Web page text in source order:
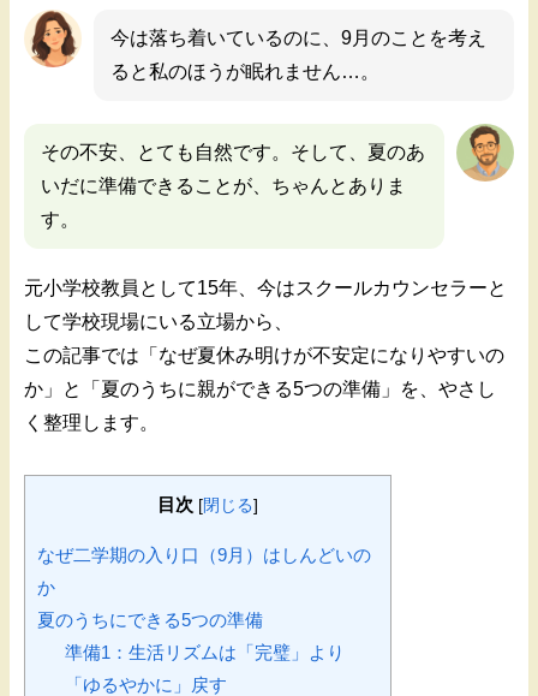
今は落ち着いているのに、9月のことを考え
ると私のほうが眠れません…。
その不安、とても自然です。そして、夏のあ
いだに準備できることが、ちゃんとありま
す。
元小学校教員として15年、今はスクールカウンセラーと
して学校現場にいる立場から、
この記事では「なぜ夏休み明けが不安定になりやすいの
か」と「夏のうちに親ができる5つの準備」を、やさし
く整理します。
目次 [閉じる]
なぜ二学期の入り口（9月）はしんどいの
か
夏のうちにできる5つの準備
準備1：生活リズムは「完璧」より
「ゆるやかに」戻す